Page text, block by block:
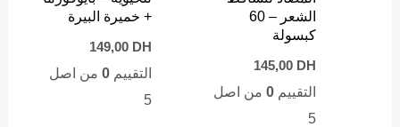
الشعر – 60
كبسولة
145,00 DH
التقييم0 من اصل
5
+ خميرة البيرة
149,00 DH
التقييم0 من اصل
5